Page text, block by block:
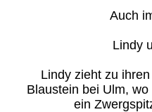
Auch
Lindy
Lindy zieht zu
Blaustein bei Ulm,
ein